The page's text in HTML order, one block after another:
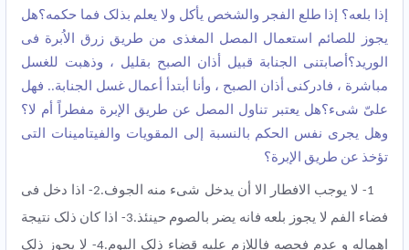
إذا بلعه؟ إذا طلع الفجر والشخص یأکل ولا یعلم بذلک فما حکمه؟هل
یجوز للصائم استعمال المصل المغذی من طریق زرق الاُبرة فی
الورید؟أصابتنی الجنابة قبیل أذان الصبح بقلیل ، وذهبت للغسل
مباشرة ، فادرکنی أذان الصبح ، وأنا أبتدأ أعمال غسل الجنابة.. فهل
علیّ شیء؟هل یعتبر تناول المصل عن طریق الإبرة مفطراً أم لا؟
وهل یجری نفس الحکم بالنسبة إلى المقویات والفیتامینات التی
تؤخذ عن طریق الإبرة؟
1- لا یوجب الافطار الا أن یدخل شیء منه الجوف.2- اذا دخل فی
فضاء الفم لا یجوز بلعه فانه یضر بالصوم حینئذ.3- اذا کان ذلک نتیجة
اهماله و عدم فحصه فاللازم علیه قضاء ذلک الیوم.4- لا یجوز ذلک